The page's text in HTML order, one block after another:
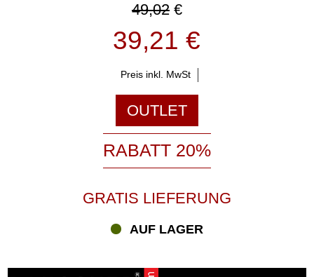
49,02€
39,21 €
Preis inkl. MwSt
OUTLET
RABATT 20%
GRATIS LIEFERUNG
AUF LAGER